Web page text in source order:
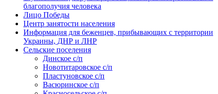
благополучия человека
Лицо Победы
Центр занятости населения
Информация для беженцев, прибывающих с территории
Украины, ДНР и ЛНР
Сельские поселения
Динское с/п
Новотитаровское с/п
Пластуновское с/п
Васюринское с/п